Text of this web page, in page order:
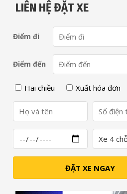
LIÊN HỆ ĐẶT XE
Điểm đi
Điểm đến
Hai chiều Xuất hóa đơn